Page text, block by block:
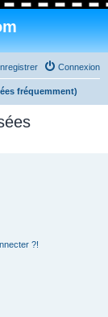
Connexion
fréquemment)
?!